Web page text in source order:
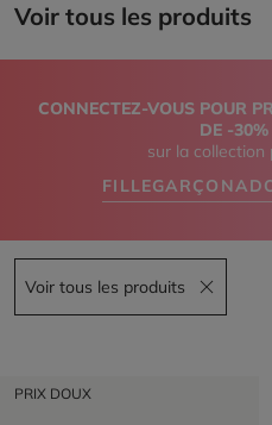
Voir tous les produits
CONNECTEZ-VOUS POUR
DE -
sur la
FILLEGARÇON
Voir tous les produits
Remove filter Voir tous les
PRIX DOUX